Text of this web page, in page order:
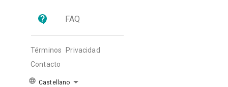
FAQ
Términos
Privacidad
Contacto
Castellano